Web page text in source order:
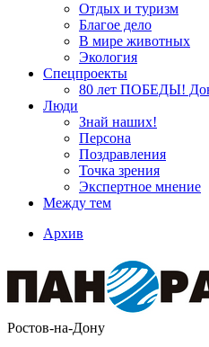
Отдых и туризм
Благое дело
В мире животных
Экология
Спецпроекты
80 лет ПОБЕДЫ!
Люди
Знай наших!
Персона
Поздравления
Точка зрения
Экспертное мнение
Между тем
Архив
Ростов-на-Дону